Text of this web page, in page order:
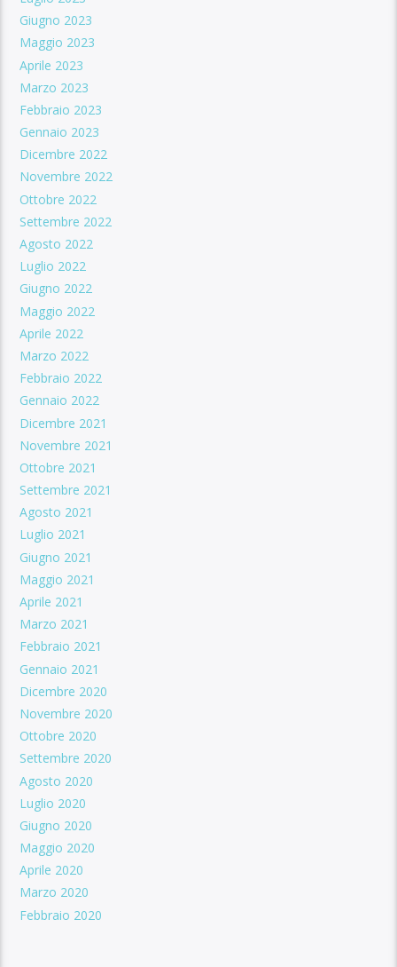
Giugno 2023
Maggio 2023
Aprile 2023
Marzo 2023
Febbraio 2023
Gennaio 2023
Dicembre 2022
Novembre 2022
Ottobre 2022
Settembre 2022
Agosto 2022
Luglio 2022
Giugno 2022
Maggio 2022
Aprile 2022
Marzo 2022
Febbraio 2022
Gennaio 2022
Dicembre 2021
Novembre 2021
Ottobre 2021
Settembre 2021
Agosto 2021
Luglio 2021
Giugno 2021
Maggio 2021
Aprile 2021
Marzo 2021
Febbraio 2021
Gennaio 2021
Dicembre 2020
Novembre 2020
Ottobre 2020
Settembre 2020
Agosto 2020
Luglio 2020
Giugno 2020
Maggio 2020
Aprile 2020
Marzo 2020
Febbraio 2020